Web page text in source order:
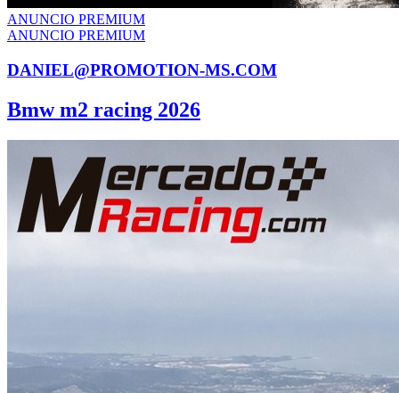
ANUNCIO PREMIUM
DANIEL@PROMOTION-MS.COM
Bmw m2 racing 2026